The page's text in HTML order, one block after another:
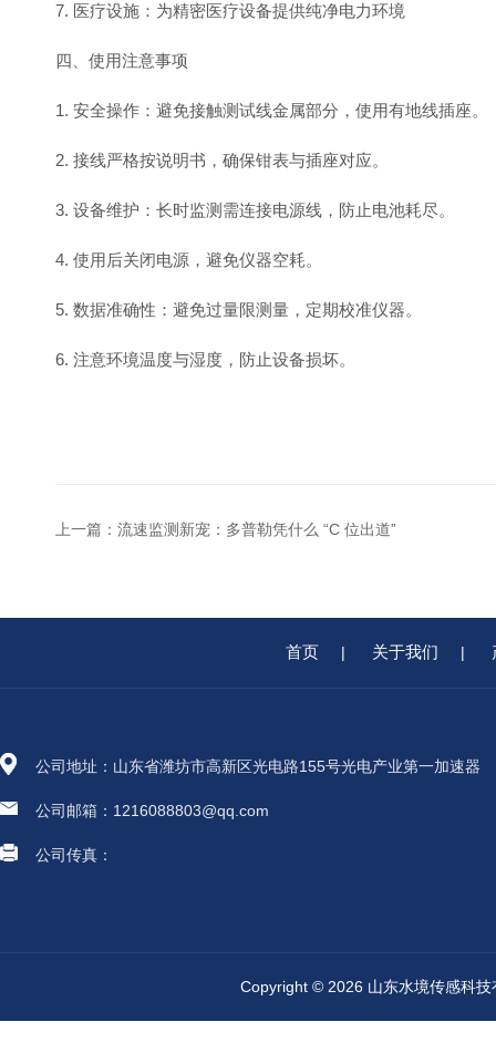
7. 医疗设施：为精密医疗设备提供纯净电力环境
四、使用注意事项
1. 安全操作：避免接触测试线金属部分，使用有地线插座。
2. 接线严格按说明书，确保钳表与插座对应。
3. 设备维护：长时监测需连接电源线，防止电池耗尽。
4. 使用后关闭电源，避免仪器空耗。
5. 数据准确性：避免过量限测量，定期校准仪器。
6. 注意环境温度与湿度，防止设备损坏。
上一篇： 流速监测新宠：多普勒凭什么 “C 位出道”
首页 | 关于我们 |
公司地址：山东省潍坊市高新区光电路155号光电产业第一加速器
公司邮箱：1216088803@qq.com
公司传真：
Copyright © 2026 山东水境传感科